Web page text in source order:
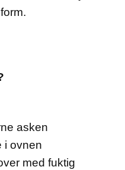
asken
i ovnen
med fuktig